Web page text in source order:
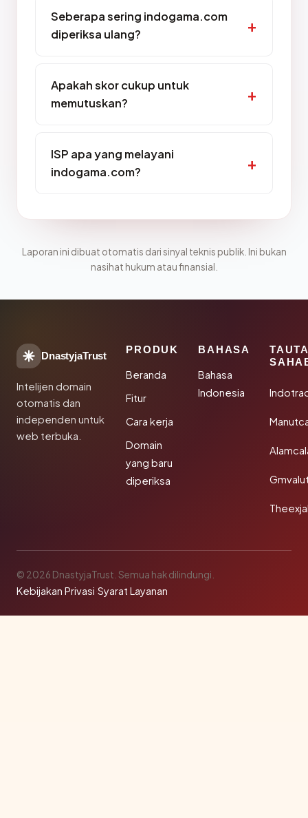
Seberapa sering indogama.com
diperiksa ulang?
Apakah skor cukup untuk
memutuskan?
ISP apa yang melayani
indogama.com?
Laporan ini dibuat otomatis dari sinyal teknis publik. Ini bukan
nasihat hukum atau finansial.
DnastyjaTrust
Intelijen domain
otomatis dan
independen untuk
web terbuka.
PRODUK
Beranda
Fitur
Cara kerja
Domain
yang baru
diperiksa
BAHASA
Bahasa
Indonesia
© 2026 DnastyjaTrust. Semua hak dilindungi.
Kebijakan Privasi·Syarat Layanan